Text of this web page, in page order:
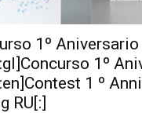
1º Aniversario
1º
1 º
RU[:]